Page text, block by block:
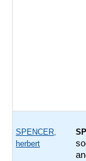
SPENCER,
herbert